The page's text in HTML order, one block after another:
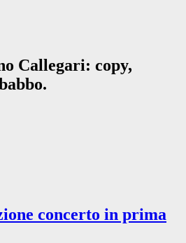
Callegari: copy,
concerto in prima